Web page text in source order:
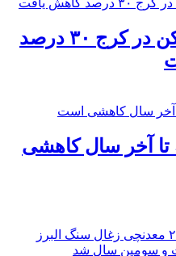
️قیمت مسکن در کرج ۳۰ درصد
تا آخر سال کاهشی